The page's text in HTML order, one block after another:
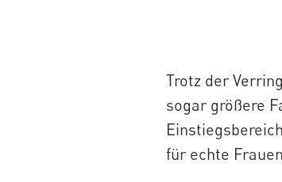
Trotz der
sogar größere
für echte